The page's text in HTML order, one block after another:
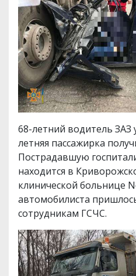
68-летний водитель ЗАЗ
летняя пассажирка
Пострадавшую
находится в
клинической больнице
автомобилиста
сотрудникам ГСЧС.